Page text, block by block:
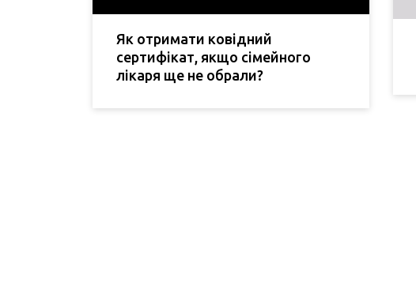
Як отримати ковідний
сертифікат, якщо сімейного
лікаря ще не обрали?